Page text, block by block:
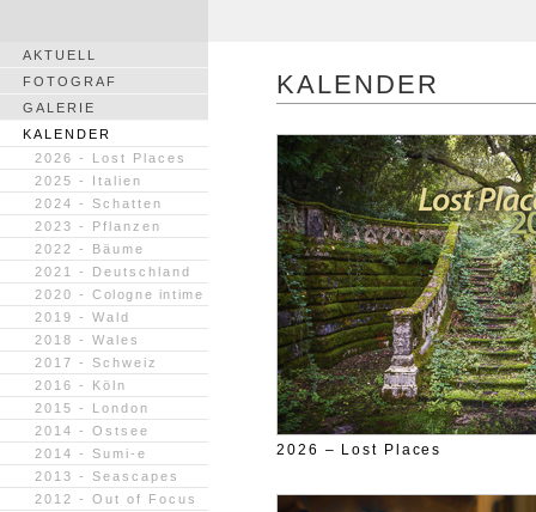
AKTUELL
FOTOGRAF
GALERIE
KALENDER
2026 - Lost Places
2025 - Italien
2024 - Schatten
2023 - Pflanzen
2022 - Bäume
2021 - Deutschland
2020 - Cologne intime
2019 - Wald
2018 - Wales
2017 - Schweiz
2016 - Köln
2015 - London
2014 - Ostsee
2014 - Sumi-e
2013 - Seascapes
2012 - Out of Focus
KALENDER
2026 – Lost Places